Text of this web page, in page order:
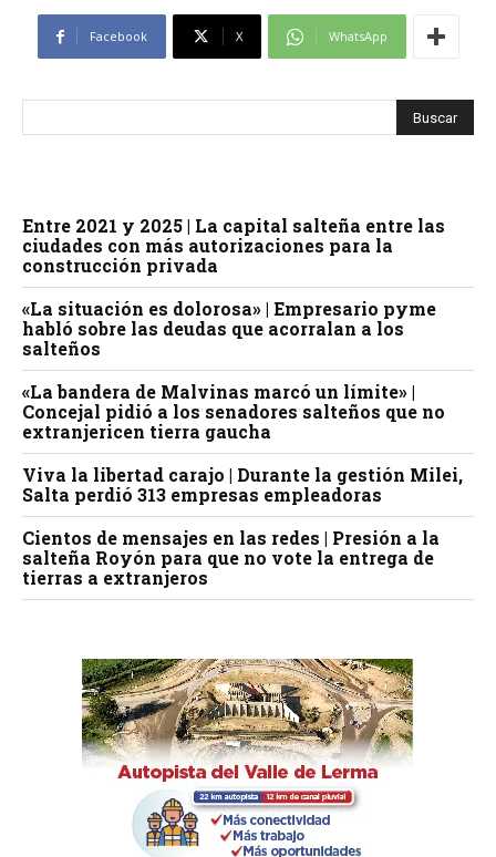
Facebook X WhatsApp
Entre 2021 y 2025 | La capital salteña entre las
ciudades con más autorizaciones para la
construcción privada
«La situación es dolorosa» | Empresario pyme
habló sobre las deudas que acorralan a los
salteños
«La bandera de Malvinas marcó un límite» |
Concejal pidió a los senadores salteños que no
extranjericen tierra gaucha
Viva la libertad carajo | Durante la gestión Milei,
Salta perdió 313 empresas empleadoras
Cientos de mensajes en las redes | Presión a la
salteña Royón para que no vote la entrega de
tierras a extranjeros